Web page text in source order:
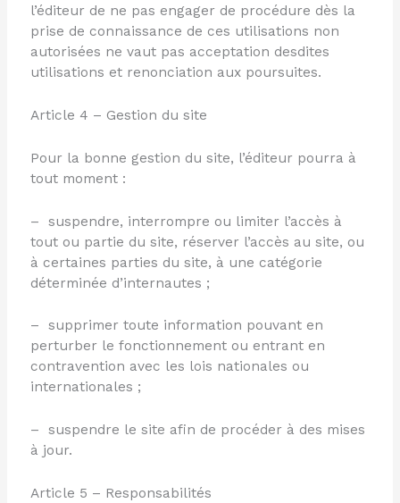
l’éditeur de ne pas engager de procédure dès la
prise de connaissance de ces utilisations non
autorisées ne vaut pas acceptation desdites
utilisations et renonciation aux poursuites.
Article 4 – Gestion du site
Pour la bonne gestion du site, l’éditeur pourra à
tout moment :
– suspendre, interrompre ou limiter l’accès à
tout ou partie du site, réserver l’accès au site, ou
à certaines parties du site, à une catégorie
déterminée d’internautes ;
– supprimer toute information pouvant en
perturber le fonctionnement ou entrant en
contravention avec les lois nationales ou
internationales ;
– suspendre le site afin de procéder à des mises
à jour.
Article 5 – Responsabilités